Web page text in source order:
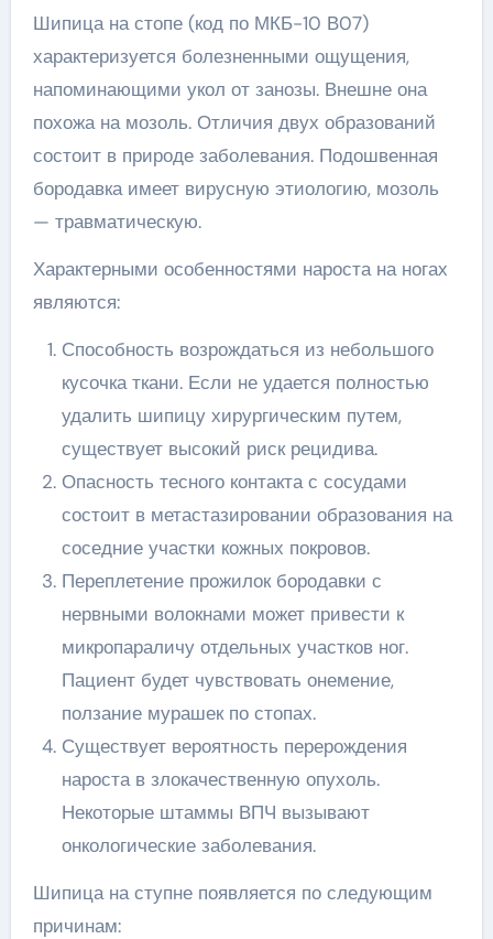
Шипица на стопе (код по МКБ-10 В07)
характеризуется болезненными ощущения,
напоминающими укол от занозы. Внешне она
похожа на мозоль. Отличия двух образований
состоит в природе заболевания. Подошвенная
бородавка имеет вирусную этиологию, мозоль
— травматическую.
Характерными особенностями нароста на ногах
являются:
Способность возрождаться из небольшого
кусочка ткани. Если не удается полностью
удалить шипицу хирургическим путем,
существует высокий риск рецидива.
Опасность тесного контакта с сосудами
состоит в метастазировании образования на
соседние участки кожных покровов.
Переплетение прожилок бородавки с
нервными волокнами может привести к
микропараличу отдельных участков ног.
Пациент будет чувствовать онемение,
ползание мурашек по стопах.
Существует вероятность перерождения
нароста в злокачественную опухоль.
Некоторые штаммы ВПЧ вызывают
онкологические заболевания.
Шипица на ступне появляется по следующим
причинам: